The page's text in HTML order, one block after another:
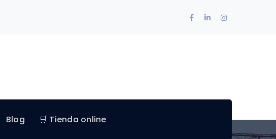
Facebook
LinkedInInstagram
Blog 🛒 Tienda online